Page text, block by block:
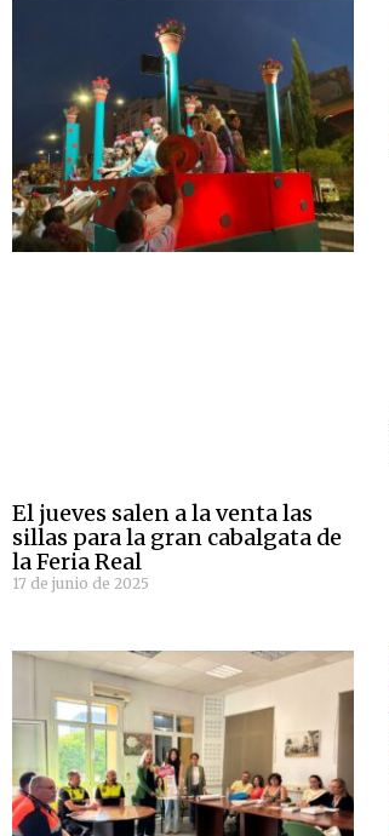
El jueves salen a la venta las
sillas para la gran cabalgata de
la Feria Real
17 de junio de 2025